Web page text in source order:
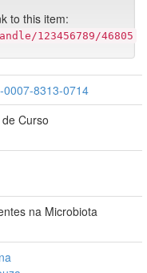
to this item:
123456789/46805
8313-0714
Curso
na Microbiota